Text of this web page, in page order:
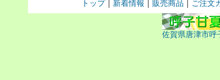
トップ｜ 新着情報 販売商品 ご注文
佐賀県唐津市呼